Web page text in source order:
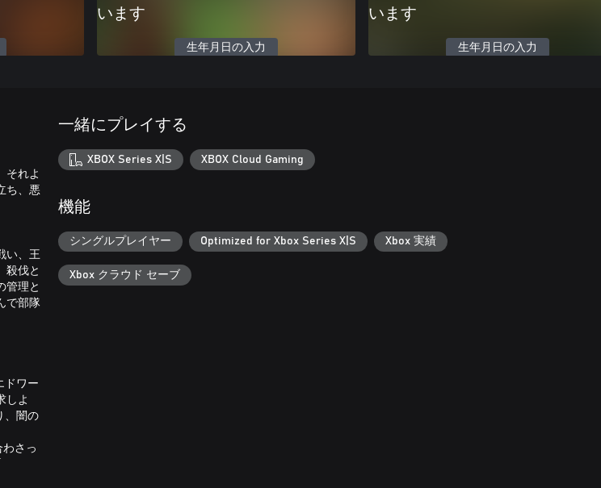
います
生年月日の入力
います
生年月日の入力
それよ
ち、悪
い、王
殺伐と
管理と
で部隊
ドワー
しよ
、闇の
さっ
て王
一緒にプレイする
XBOX Series X|S XBOX Cloud Gaming
機能
シングルプレイヤー Optimized for Xbox Series X|S Xbox 実績
Xbox クラウド セーブ